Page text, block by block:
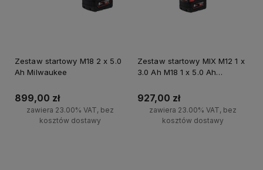
Zestaw startowy M18 2 x 5.0
Ah Milwaukee
899,00 zł
zawiera 23.00% VAT, bez
kosztów dostawy
Zestaw startowy MIX M12 1 x
3.0 Ah M18 1 x 5.0 Ah
927,00 zł
zawiera 23.00% VAT, bez
kosztów dostawy